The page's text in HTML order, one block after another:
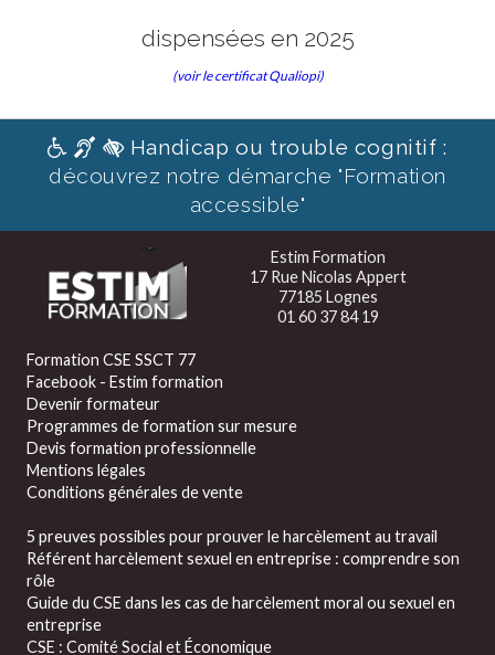
dispensées en 2025
(voir le certificat Qualiopi)
Handicap ou trouble cognitif :
découvrez notre démarche "Formation
accessible"
Estim Formation
17 Rue Nicolas Appert
77185 Lognes
01 60 37 84 19
Formation CSE SSCT 77
Facebook - Estim formation
Devenir formateur
Programmes de formation sur mesure
Devis formation professionnelle
Mentions légales
Conditions générales de vente
5 preuves possibles pour prouver le harcèlement au travail
Référent harcèlement sexuel en entreprise : comprendre son
rôle
Guide du CSE dans les cas de harcèlement moral ou sexuel en
entreprise
CSE : Comité Social et Économique